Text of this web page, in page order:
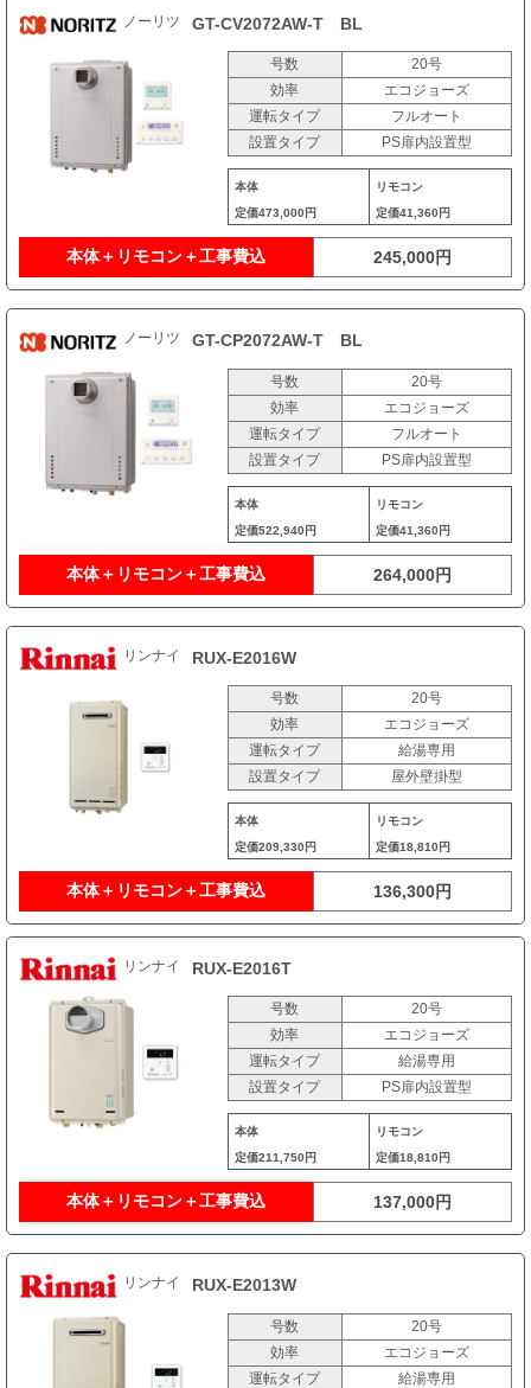
ノーリツ GT-CV2072AW-T BL
号数
20号
効率
エコジョーズ
運転タイプ
フルオート
設置タイプ
PS扉内設置型
本体
定価473,000円
リモコン
定価41,360円
本体＋リモコン＋工事費込 245,000円
ノーリツ GT-CP2072AW-T BL
号数
20号
効率
エコジョーズ
運転タイプ
フルオート
設置タイプ
PS扉内設置型
本体
定価522,940円
リモコン
定価41,360円
本体＋リモコン＋工事費込 264,000円
リンナイ RUX-E2016W
号数
20号
効率
エコジョーズ
運転タイプ
給湯専用
設置タイプ
屋外壁掛型
本体
定価209,330円
リモコン
定価18,810円
本体＋リモコン＋工事費込 136,300円
リンナイ RUX-E2016T
号数
20号
効率
エコジョーズ
運転タイプ
給湯専用
設置タイプ
PS扉内設置型
本体
定価211,750円
リモコン
定価18,810円
本体＋リモコン＋工事費込 137,000円
リンナイ RUX-E2013W
号数
20号
効率
エコジョーズ
運転タイプ
給湯専用